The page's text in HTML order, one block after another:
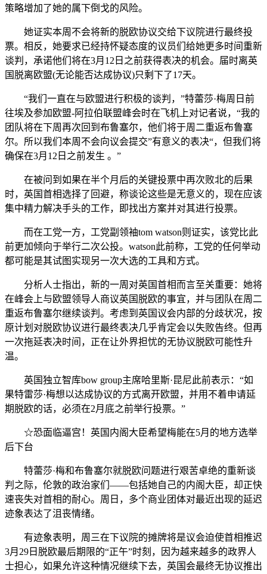
策略增加了她的属下倒戈的风险。
她证实本周不会将新的脱欧协议交给下议院进行最终投
票。相反，她要求已经持怀疑态度的议员们给她更多时间重新
谈判，承诺他们将在3月12日之前获得表决的机会。届时离英
国脱离欧盟(无论能否达成协议)只剩下了17天。
“我们一直在与欧盟进行积极的谈判，”特蕾莎·梅周日前
往埃及参加欧盟-阿拉伯联盟峰会时在飞机上对记者说，“我的
团队将在下周再次回到布鲁塞尔，他们将于周二重返布鲁塞
尔。所以我们本周不会向议会提交”有意义的表决“，但我们将
确保在3月12日之前发生 。”
在被问到如果在半个月后的关键投票中再次败北的后果
时，英国首相选择了回避，称谈论这些是无意义的，现在应该
集中精力解决手头的工作，即找出方案并对其进行投票。
而在工党一方，工党副领袖tom watson则证实，该党比此
前更加倾向于举行二次公投。watson此前称，工党的任何举动
都可能是其试图实现另一次大选的工具和方式。
分析人士指出，新的一周对英国首相而言至关重要：她将
在峰会上与欧盟领导人商议英国脱欧的事宜，并与团队在周二
重返布鲁塞尔继续谈判。考虑到英国议会内部的分歧状况，按
原计划对脱欧协议进行最终表决几乎肯定会以失败告终。但再
一次拖延表决时间，正在让外界担忧的无协议脱欧可能性升
温。
英国独立智库bow group主席哈里斯·昆尼此前表示：“如
果特雷莎·梅想以达成协议的方式离开欧盟，并用不着申请延
期脱欧的话，必须在2月底之前举行投票。”
☆恐面临逼宫！英国内阁大臣希望梅能在5月的地方选举
后下台
特蕾莎·梅和布鲁塞尔就脱欧问题进行艰苦卓绝的重新谈
判之际，伦敦的政治家们——包括她自己的内阁大臣，却正快
速丧失对首相的耐心。周日，多个商业团体对最近出现的延迟
迹象表达了沮丧情绪。
有迹象表明，周三在下议院的摊牌将是议会迫使首相推迟
3月29日脱欧最后期限的“正午”时刻，因为越来越多的政界人
士担心，如果允许这种情况继续下去，英国会最终无协议推出